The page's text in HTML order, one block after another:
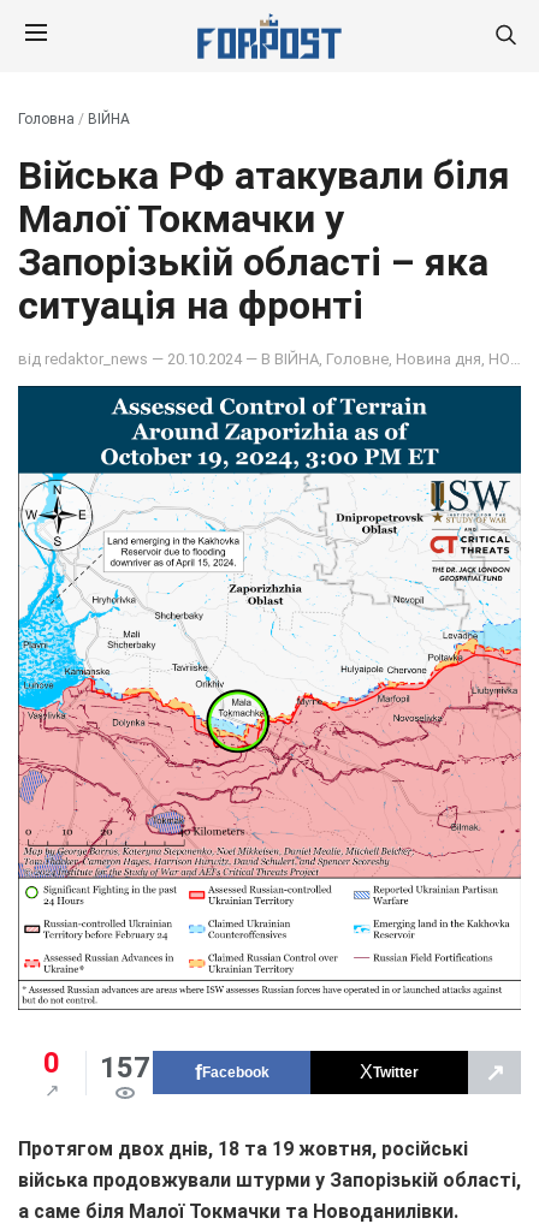
Головна / ВІЙНА
Війська РФ атакували біля
Малої Токмачки у
Запорізькій області – яка
ситуація на фронті
від redaktor_news — 20.10.2024 — В ВІЙНА Головне Новина дня НОВИНИ
0 157 Facebook Twitter ↗
Протягом двох днів, 18 та 19 жовтня, російські
війська продовжували штурми у Запорізькій області,
а саме біля Малої Токмачки та Новоданилівки.